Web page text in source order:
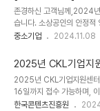
려하고, 국가경제에 기여한
접수를 아래와 같이 공고
소상공인 하반기
존경하신 고객님께,2024
습니다. 소상공인의 안정
17일부터 11월 8일까지 진
진흥공단에서 주관하는 이
감사합니다.[상세내용]■ 공
컨설팅」 참여 소상공인 하반기 모집 공고 ■ 지원유형소상공인시장진흥공단 ■ 사업개요
2024년 소상공인 역량강
급변하는 경영환경..
중소기업 2024.11.08
2025년 CKL기업지
2025년 CKL기업지원센터
16일까지 접수 가능하며,
는 인프라 지원을 받을 수
한국콘텐츠진흥원